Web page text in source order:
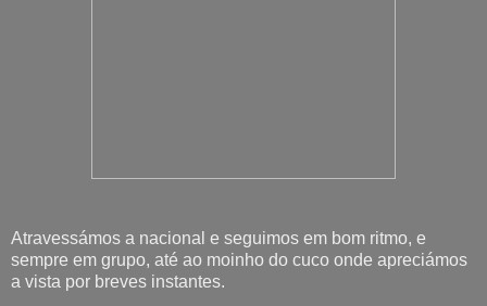
Atravessámos a nacional e seguimos em bom ritmo, e
sempre em grupo, até ao moinho do cuco onde apreciámos
a vista por breves instantes.